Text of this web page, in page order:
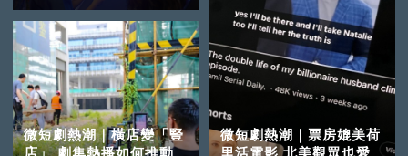
微短劇熱潮｜橫店變「豎
店」 劇集熱播如何推動
微短劇熱潮｜票房媲美荷
里活電影 北美觀眾也愛